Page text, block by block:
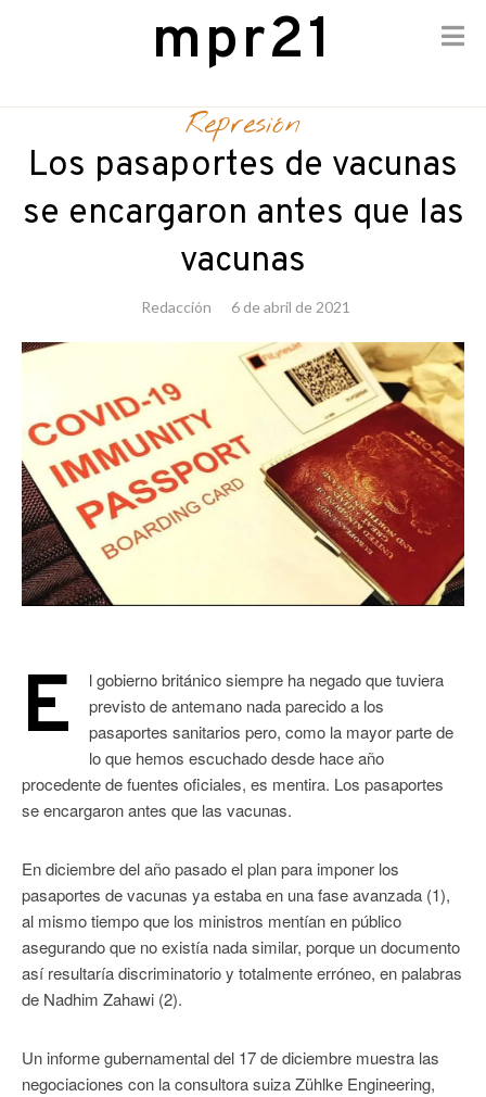
content
mpr21
Represión
Los pasaportes de vacunas
se encargaron antes que las
vacunas
Redacción 6 de abril de 2021
E
l gobierno británico siempre ha negado que tuviera
previsto de antemano nada parecido a los
pasaportes sanitarios pero, como la mayor parte de
lo que hemos escuchado desde hace año
procedente de fuentes oficiales, es mentira. Los pasaportes
se encargaron antes que las vacunas.
En diciembre del año pasado el plan para imponer los
pasaportes de vacunas ya estaba en una fase avanzada (1),
al mismo tiempo que los ministros mentían en público
asegurando que no existía nada similar, porque un documento
así resultaría discriminatorio y totalmente erróneo, en palabras
de Nadhim Zahawi (2).
Un informe gubernamental del 17 de diciembre muestra las
negociaciones con la consultora suiza Zühlke Engineering,